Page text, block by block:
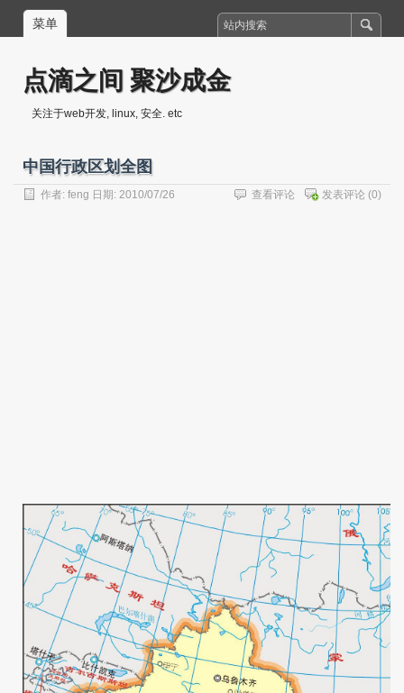
菜单
点滴之间 聚沙成金
关注于web开发, linux, 安全. etc
中国行政区划全图
作者: feng 日期: 2010/07/26 发表评论 (0)
查看评论